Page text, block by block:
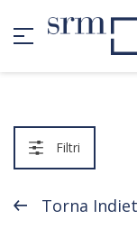
Filtri
Torna